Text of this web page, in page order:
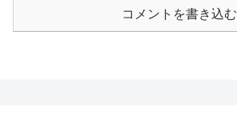
コメントを書き込む